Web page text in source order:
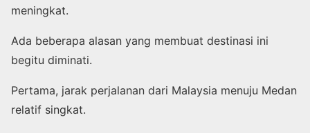
meningkat.
Ada beberapa alasan yang membuat destinasi ini
begitu diminati.
Pertama, jarak perjalanan dari Malaysia menuju Medan
relatif singkat.